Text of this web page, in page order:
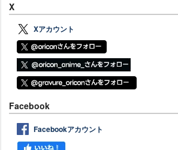
X
Xアカウント
Facebook
Facebookアカウント